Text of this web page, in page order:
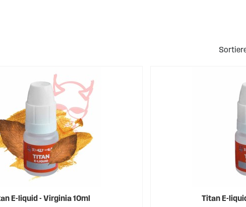
in den verschiedensten E-Liquid-Aromen und Nikotinstärken.
E-liquid - Virginia 10ml Titan E-